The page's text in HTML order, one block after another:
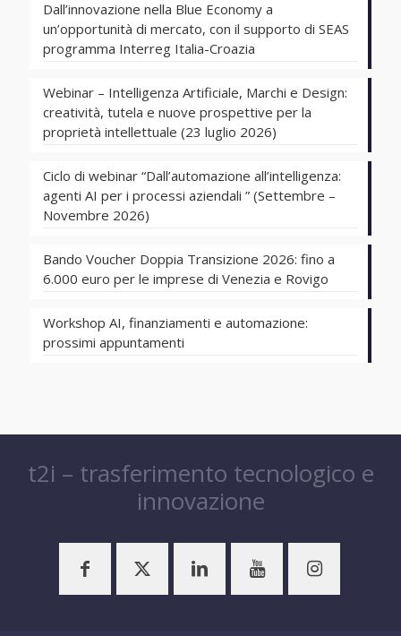
Dall’innovazione nella Blue Economy a
un’opportunità di mercato, con il supporto di SEAS
programma Interreg Italia-Croazia
Webinar – Intelligenza Artificiale, Marchi e Design:
creatività, tutela e nuove prospettive per la
proprietà intellettuale (23 luglio 2026)
Ciclo di webinar “Dall’automazione all’intelligenza:
agenti AI per i processi aziendali ” (Settembre –
Novembre 2026)
Bando Voucher Doppia Transizione 2026: fino a
6.000 euro per le imprese di Venezia e Rovigo
Workshop AI, finanziamenti e automazione:
prossimi appuntamenti
t2i – trasferimento tecnologico e
innovazione